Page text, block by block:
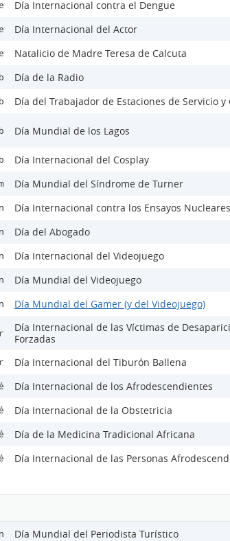
Día Internacional contra el Dengue
Día Internacional del Actor
Natalicio de Madre Teresa de Calcuta
Día de la Radio
Día del Trabajador de Estaciones de Servicio y
Día Mundial de los Lagos
Día Internacional del Cosplay
Día Mundial del Síndrome de Turner
Día Internacional contra los Ensayos Nucleares
Día del Abogado
Día Internacional del Videojuego
Día Mundial del Videojuego
Día Mundial del Gamer (y del Videojuego)
Día Internacional de las Víctimas de
Forzadas
Día Internacional del Tiburón Ballena
Día Internacional de los Afrodescendientes
Día Internacional de la Obstetricia
Día de la Medicina Tradicional Africana
Día Internacional de las Personas
Día Mundial del Periodista Turístico